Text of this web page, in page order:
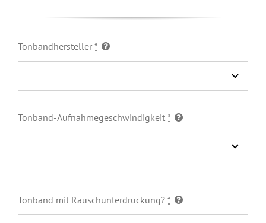
Tonbandhersteller *
Tonband-Aufnahmegeschwindigkeit *
Tonband mit Rauschunterdrückung? *